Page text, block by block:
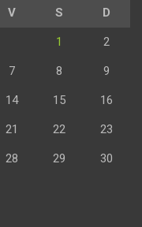
V S D
1 2
7 8 9
14 15 16
21 22 23
28 29 30